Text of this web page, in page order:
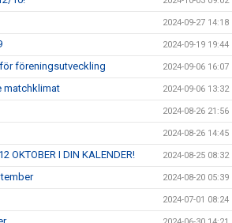
2024-09-27 14:18
2024-09-19 19:44
föreningsutveckling 2024-09-06 16:07
matchklimat 2024-09-06 13:32
2024-08-26 21:56
2024-08-26 14:45
OKTOBER I DIN KALENDER! 2024-08-25 08:32
2024-08-20 05:39
2024-07-01 08:24